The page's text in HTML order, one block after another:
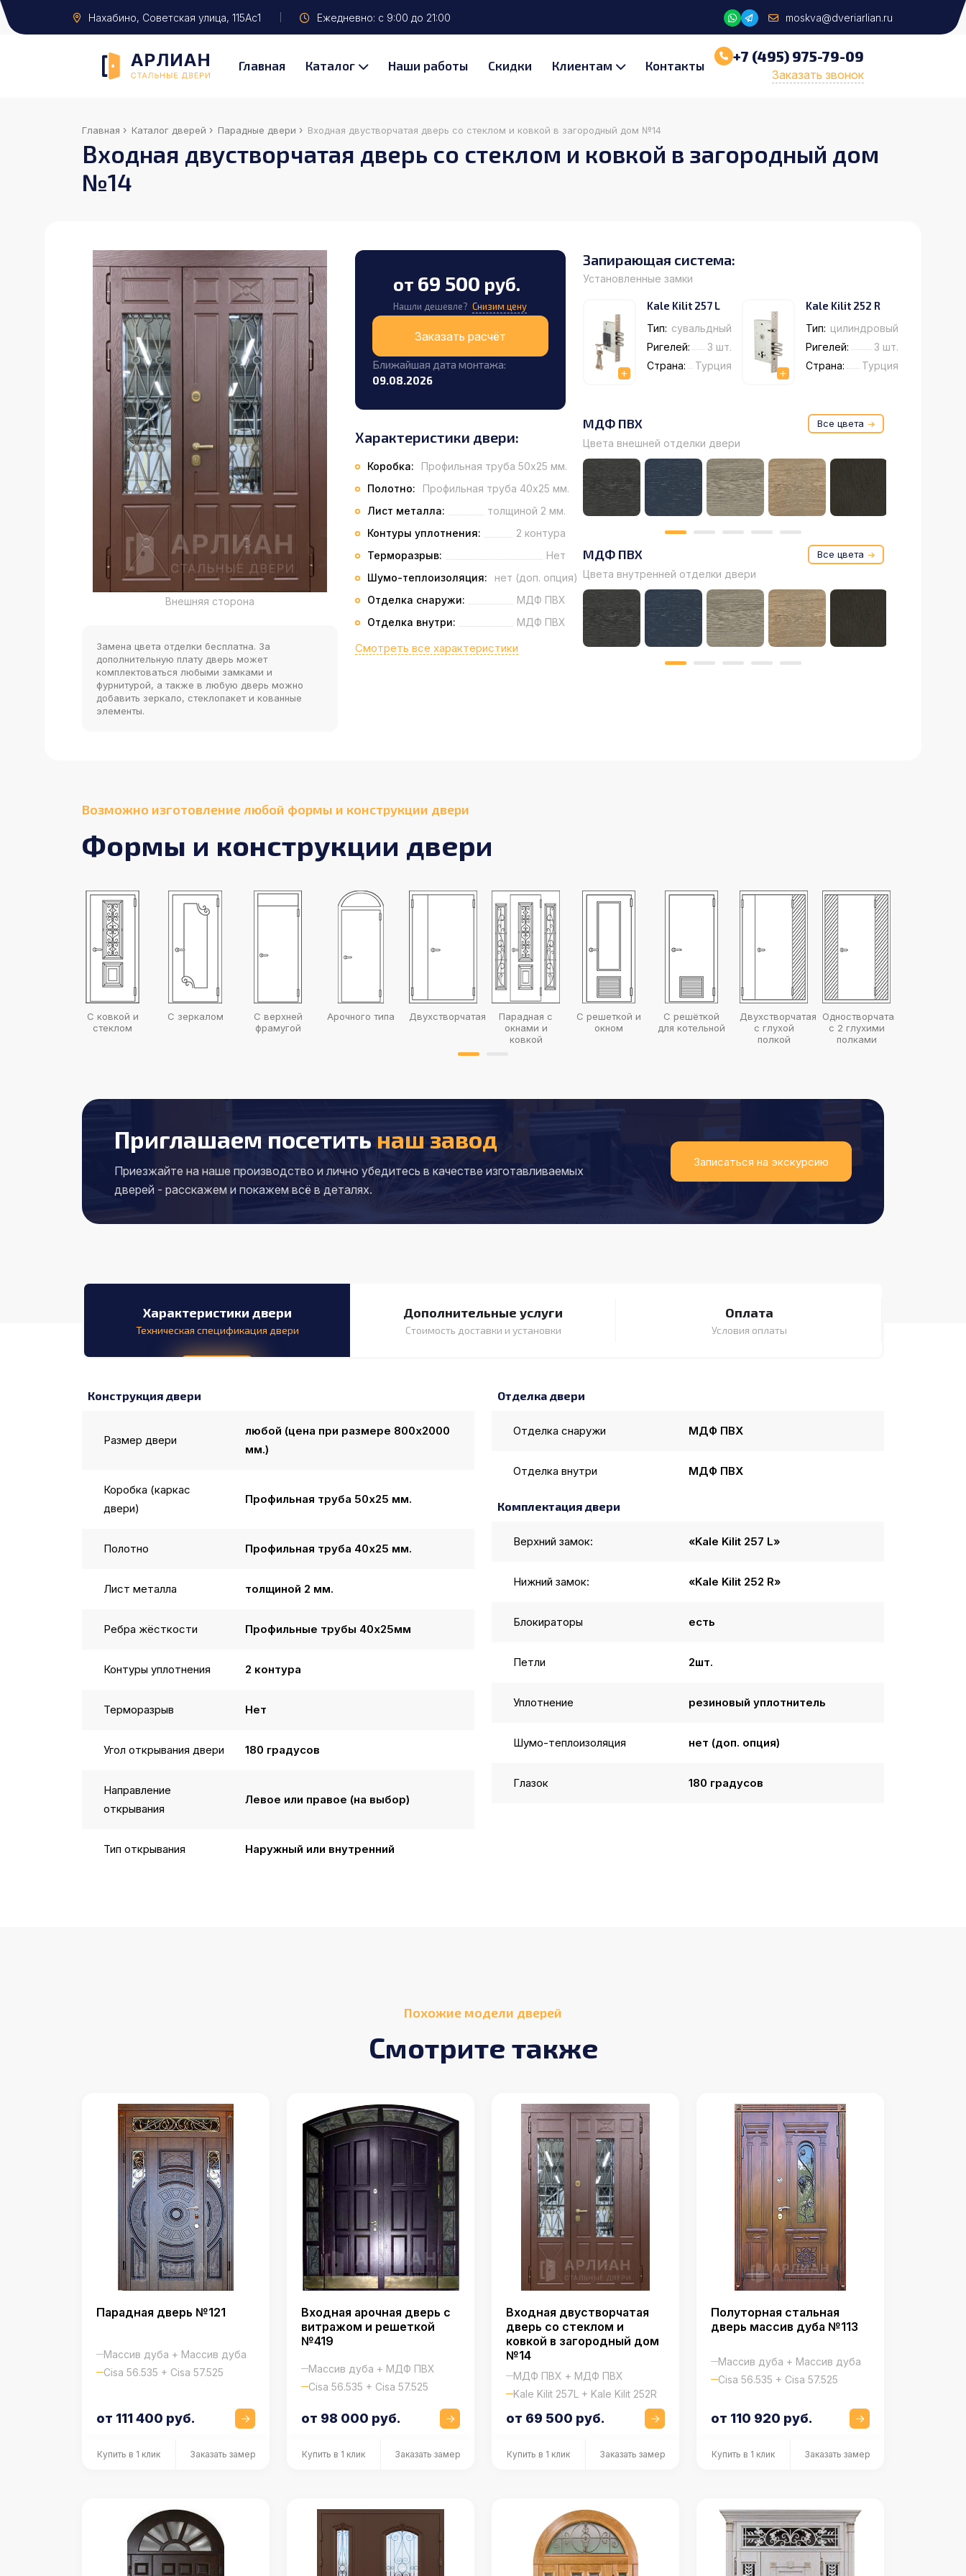
Нахабино, Советская улица, 115Ас1 Ежедневно: с 9:00 до 21:00 moskva@dveriarlian.ru
Главная Каталог Наши работы Скидки Клиентам Контакты
+7 (495) 975-79-09
Заказать звонок
Главная › Каталог дверей › Парадные двери › Входная двустворчатая дверь со стеклом и ковкой в загородный дом №14
Входная двустворчатая дверь со стеклом и ковкой в загородный дом
№14
Внешняя сторона
Замена цвета отделки бесплатна. За
дополнительную плату дверь может
комплектоваться любыми замками и
фурнитурой, а также в любую дверь можно
добавить зеркало, стеклопакет и кованные
элементы.
от 69 500 руб.
Нашли дешевле? Снизим цену
Заказать расчёт
Ближайшая дата монтажа:
09.08.2026
Характеристики двери:
Коробка:
Профильная труба 50х25 мм.
Полотно:
Профильная труба 40х25 мм.
Лист металла:
толщиной 2 мм.
Контуры уплотнения:
2 контура
Терморазрыв:
Нет
Шумо-теплоизоляция:
нет (доп. опция)
Отделка снаружи:
МДФ ПВХ
Отделка внутри:
МДФ ПВХ
Смотреть все характеристики
Запирающая система:
Установленные замки
Kale Kilit 257 L
Тип: сувальдный
Ригелей:
3 шт.
Страна:
Турция
Kale Kilit 252 R
Тип: цилиндровый
Ригелей:
3 шт.
Страна:
Турция
МДФ ПВХ Все цвета
Цвета внешней отделки двери
МДФ ПВХ Все цвета
Цвета внутренней отделки двери
Возможно изготовление любой формы и конструкции двери
Формы и конструкции двери
С ковкой и
стеклом
С зеркалом
С верхней
фрамугой
Арочного типа Двухстворчатая
Парадная с
окнами и
ковкой
С решеткой и
окном
С решёткой
для котельной
Двухстворчатая
с глухой
полкой
Одностворчатая
с 2 глухими
полками
Приглашаем посетить наш завод
Приезжайте на наше производство и лично убедитесь в качестве изготавливаемых
дверей - расскажем и покажем всё в деталях.
Записаться на экскурсию
Характеристики двери
Техническая спецификация двери
Дополнительные услуги
Стоимость доставки и установки
Оплата
Условия оплаты
Конструкция двери
Размер двери
любой (цена при размере 800x2000
мм.)
Коробка (каркас
двери)
Профильная труба 50х25 мм.
Полотно Профильная труба 40х25 мм.
Лист металла толщиной 2 мм.
Ребра жёсткости Профильные трубы 40х25мм
Контуры уплотнения 2 контура
Терморазрыв Нет
Угол открывания двери 180 градусов
Направление
открывания
Левое или правое (на выбор)
Тип открывания Наружный или внутренний
Отделка двери
Отделка снаружи МДФ ПВХ
Отделка внутри МДФ ПВХ
Комплектация двери
Верхний замок: «Kale Kilit 257 L»
Нижний замок: «Kale Kilit 252 R»
Блокираторы есть
Петли 2шт.
Уплотнение резиновый уплотнитель
Шумо-теплоизоляция нет (доп. опция)
Глазок 180 градусов
Похожие модели дверей
Смотрите также
Парадная дверь №121
Массив дуба + Массив дуба
Cisa 56.535 + Cisa 57.525
от 111 400 руб.
Купить в 1 клик Заказать замер
Входная арочная дверь с
витражом и решеткой
№419
Массив дуба + МДФ ПВХ
Cisa 56.535 + Cisa 57.525
от 98 000 руб.
Купить в 1 клик Заказать замер
Входная двустворчатая
дверь со стеклом и
ковкой в загородный дом
№14
МДФ ПВХ + МДФ ПВХ
Kale Kilit 257L + Kale Kilit 252R
от 69 500 руб.
Купить в 1 клик Заказать замер
Полуторная стальная
дверь массив дуба №113
Массив дуба + Массив дуба
Cisa 56.535 + Cisa 57.525
от 110 920 руб.
Купить в 1 клик Заказать замер